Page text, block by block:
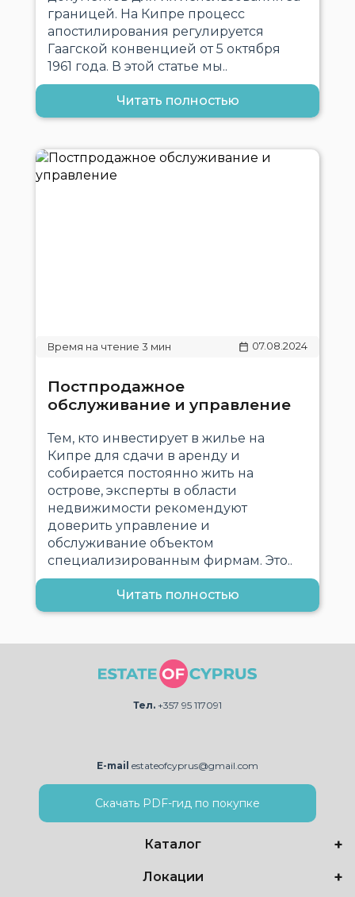
границей. На Кипре процесс
апостилирования регулируется
Гаагской конвенцией от 5 октября
1961 года. В этой статье мы..
Читать полностью
07.08.2024
Постпродажное
обслуживание и управление
Тем, кто инвестирует в жилье на
Кипре для сдачи в аренду и
собирается постоянно жить на
острове, эксперты в области
недвижимости рекомендуют
доверить управление и
обслуживание объектом
специализированным фирмам. Это..
Читать полностью
Тел. +357 95 117091
E-mail estateofcyprus@gmail.com
Скачать PDF-гид по покупке
Каталог
Локации